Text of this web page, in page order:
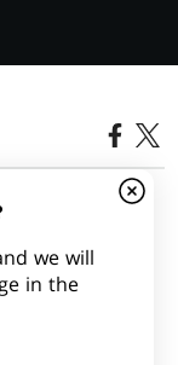
JEU —
we will
in the